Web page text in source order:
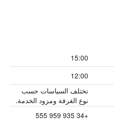
15:00
12:00
تختلف السياسات حسب
نوع الغرفة ومزود الخدمة.
+34 935 959 555